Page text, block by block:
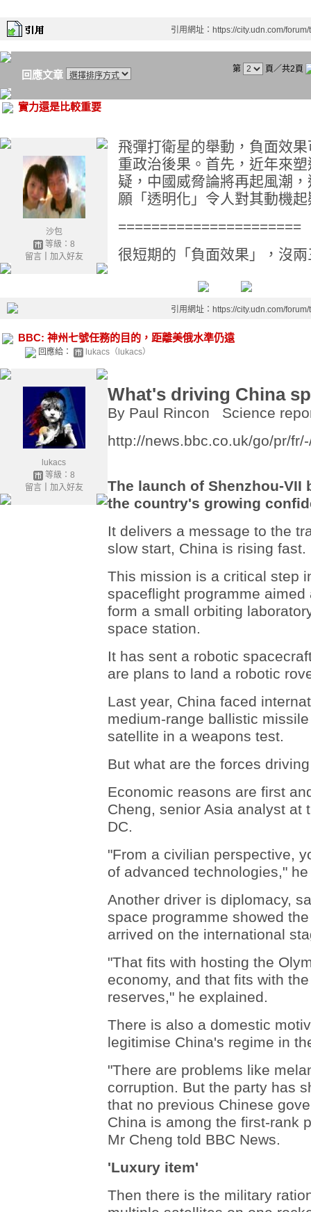
引用網址：https://city.udn.com/
回應文章 第 頁／共2頁
實力還是比較重要
沙包
等級：8
留言｜ 加入好友
飛彈打衛星的舉動，負面效
重政治後果。首先，近年來
疑，中國威脅論將再起風潮
願「透明化」令人對其動機起
======================
很短期的「負面效果」，沒
引用網址：https://city.udn.com/
BBC: 神州七號任務的目的，距離美俄水準仍遠
回應給： lukacs（lukacs）
lukacs
等級：8
留言｜ 加入好友
What's driving China
By Paul Rincon Science
http://news.bbc.co.uk/go/pr/
The launch of Shenzhou-
the country's growing
It delivers a message to the
slow start, China is rising fast.
This mission is a critical step
spaceflight programme
form a small orbiting
space station.
It has sent a robotic
are plans to land a robotic
Last year, China faced
medium-range ballistic
satellite in a weapons test.
But what are the forces
Economic reasons are first
Cheng, senior Asia analyst at
DC.
"From a civilian perspective,
of advanced technologies,"
Another driver is diplomacy,
space programme showed
arrived on the international
"That fits with hosting the
economy, and that fits with
reserves," he explained.
There is also a domestic
legitimise China's regime in
"There are problems like
corruption. But the party has
that no previous Chinese
China is among the first-rank
Mr Cheng told BBC News.
'Luxury item'
Then there is the military